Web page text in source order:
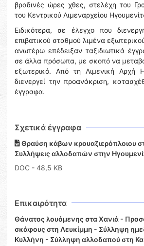
βραδινές ώρες χθες, στελέχη του
του Κεντρικού Λιμεναρχείου
Ειδικότερα, σε έλεγχο που
επιβατικού σταθμού λιμένα
ανωτέρω επέδειξαν ταξιδιωτικά
σε άλλα πρόσωπα, με σκοπό να
εξωτερικό. Από τη Λιμενική Αρχή
διενεργεί την προανάκριση,
έγγραφα.
Σχετικά έγγραφα
Θραύση κάβων κρουαζιερόπλοιου
Συλλήψεις αλλοδαπών στην
DOC - 48,5 KB
Επικαιρότητα
Θάνατος λουόμενης στα Χανιά -
σκάφους στη Λευκίμμη - Σύλληψη
Κυλλήνη - Σύλληψη αλλοδαπού στη